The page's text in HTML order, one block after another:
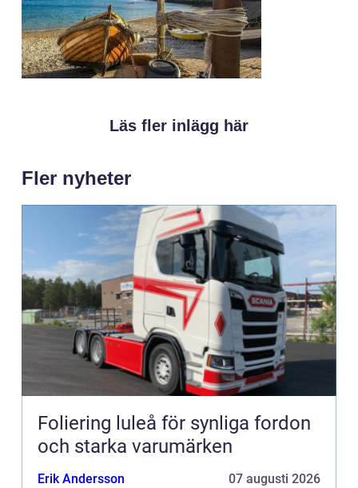
Läs fler inlägg här
Fler nyheter
Foliering luleå för synliga fordon
och starka varumärken
Erik Andersson 07 augusti 2026